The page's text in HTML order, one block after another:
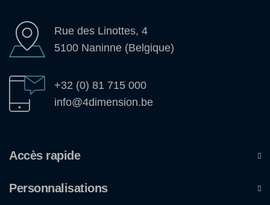
Rue des Linottes, 4
5100 Naninne (Belgique)
+32 (0) 81 715 000
info@4dimension.be
Accès rapide
Personnalisations